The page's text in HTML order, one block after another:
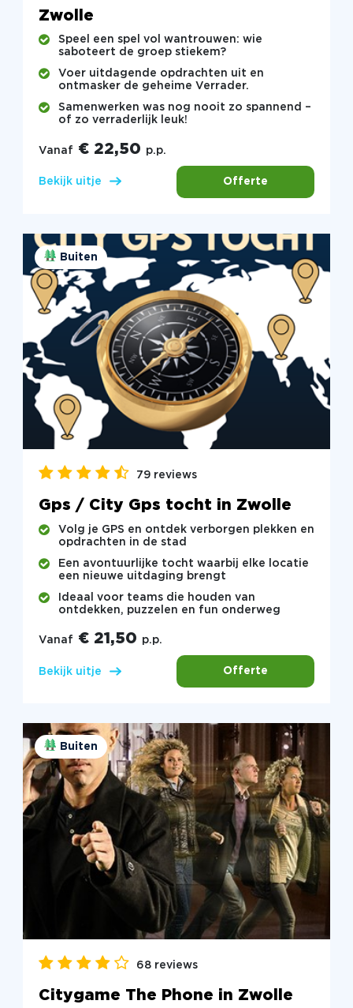
Zwolle
Speel een spel vol wantrouwen: wie
saboteert de groep stiekem?
Voer uitdagende opdrachten uit en
ontmasker de geheime Verrader.
Samenwerken was nog nooit zo spannend –
of zo verraderlijk leuk!
Vanaf € 22,50 p.p.
Bekijk uitje Offerte
Buiten
79 reviews
Gps / City Gps tocht in Zwolle
Volg je GPS en ontdek verborgen plekken en
opdrachten in de stad
Een avontuurlijke tocht waarbij elke locatie
een nieuwe uitdaging brengt
Ideaal voor teams die houden van
ontdekken, puzzelen en fun onderweg
Vanaf € 21,50 p.p.
Bekijk uitje Offerte
Buiten
68 reviews
Citygame The Phone in Zwolle